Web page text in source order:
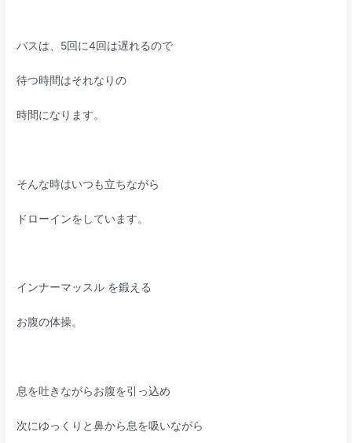
バスは、5回に4回は遅れるので
待つ時間はそれなりの
時間になります。
そんな時はいつも立ちながら
ドローインをしています。
インナーマッスル を鍛える
お腹の体操。
息を吐きながらお腹を引っ込め
次にゆっくりと鼻から息を吸いながら